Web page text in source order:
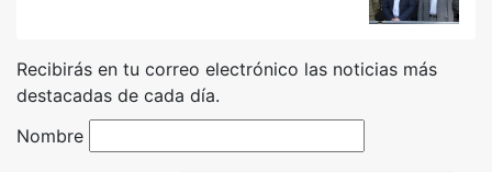
Recibirás en tu correo electrónico las noticias más
destacadas de cada día.
Nombre